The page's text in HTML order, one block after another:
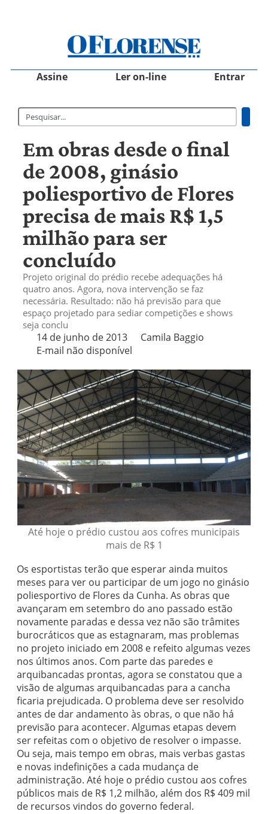
Assine Ler on-line Entrar
Em obras desde o final
de 2008, ginásio
poliesportivo de Flores
precisa de mais R$ 1,5
milhão para ser
concluído
Projeto original do prédio recebe adequações há
quatro anos. Agora, nova intervenção se faz
necessária. Resultado: não há previsão para que
espaço projetado para sediar competições e shows
seja conclu
14 de junho de 2013
Camila Baggio
E-mail não disponível
Até hoje o prédio custou aos cofres municipais
mais de R$ 1
Os esportistas terão que esperar ainda muitos
meses para ver ou participar de um jogo no ginásio
poliesportivo de Flores da Cunha. As obras que
avançaram em setembro do ano passado estão
novamente paradas e dessa vez não são trâmites
burocráticos que as estagnaram, mas problemas
no projeto iniciado em 2008 e refeito algumas vezes
nos últimos anos. Com parte das paredes e
arquibancadas prontas, agora se constatou que a
visão de algumas arquibancadas para a cancha
ficaria prejudicada. O problema deve ser resolvido
antes de dar andamento às obras, o que não há
previsão para acontecer. Algumas etapas devem
ser refeitas com o objetivo de resolver o impasse.
Ou seja, mais tempo em obras, mais verbas gastas
e novas indefinições a cada mudança de
administração. Até hoje o prédio custou aos cofres
públicos mais de R$ 1,2 milhão, além dos R$ 409 mil
de recursos vindos do governo federal.